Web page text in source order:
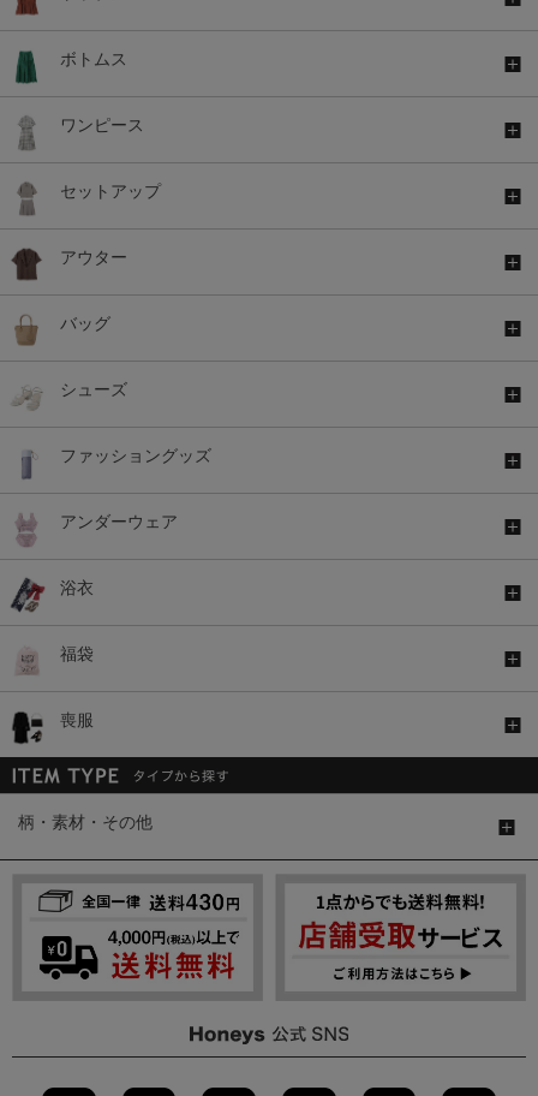
ボトムス
ワンピース
セットアップ
アウター
バッグ
シューズ
ファッショングッズ
アンダーウェア
浴衣
福袋
喪服
柄・素材・その他